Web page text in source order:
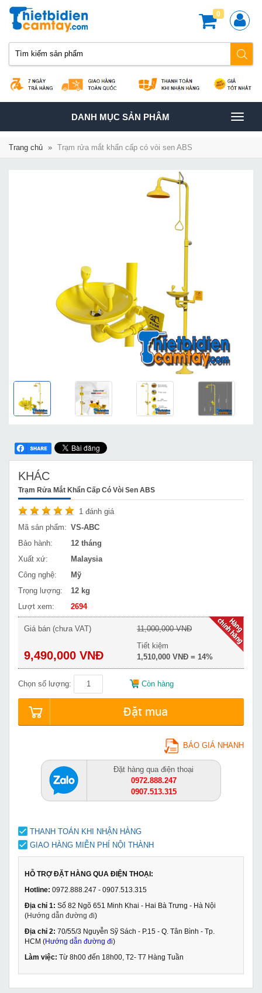
0
TOGGLE
NAVIGATION
DANH MỤC SẢN PHÂM
Trang chủ » Trạm rửa mắt khẩn cấp có vòi sen ABS
KHÁC
Trạm Rửa Mắt Khẩn Cấp Có Vòi Sen ABS
1 đánh giá
Mã sản phẩm: VS-ABC
Bảo hành:
12 tháng
Xuất xứ:
Malaysia
Công nghệ:
Mỹ
Trọng lượng:
12 kg
Lượt xem:
2694
Giá bán (chưa VAT)
9,490,000 VNĐ
11,000,000 VNĐ
Tiết kiệm
1,510,000 VNĐ = 14%
Chọn số lượng: Còn hàng
Đặt mua
BÁO GIÁ NHANH
Đặt hàng qua điện thoại
0972.888.247
0907.513.315
THANH TOÁN KHI NHẬN HÀNG
GIAO HÀNG MIỄN PHÍ NỘI THÀNH
HỖ TRỢ ĐẶT HÀNG QUA ĐIỆN THOẠI:
Hotline: 0972.888.247 - 0907.513.315
Địa chỉ 1: Số 82 Ngõ 651 Minh Khai - Hai Bà Trưng - Hà Nội
(Hướng dẫn đường đi)
Địa chỉ 2: 70/55/3 Nguyễn Sỹ Sách - P.15 - Q. Tân Bình - Tp.
HCM (Hướng dẫn đường đi)
Làm việc: Từ 8h00 đến 18h00, T2- T7 Hàng Tuần